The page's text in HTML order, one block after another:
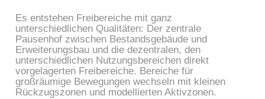
Es entstehen Freibereiche mit ganz
unterschiedlichen Qualitäten: Der zentrale
Pausenhof zwischen Bestandsgebäude und
Erweiterungsbau und die dezentralen, den
unterschiedlichen Nutzungsbereichen direkt
vorgelagerten Freibereiche. Bereiche für
großräumige Bewegungen wechseln mit kleinen
Rückzugszonen und modellierten Aktivzonen.